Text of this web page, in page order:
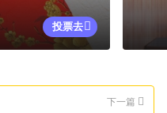
投票去
下一篇